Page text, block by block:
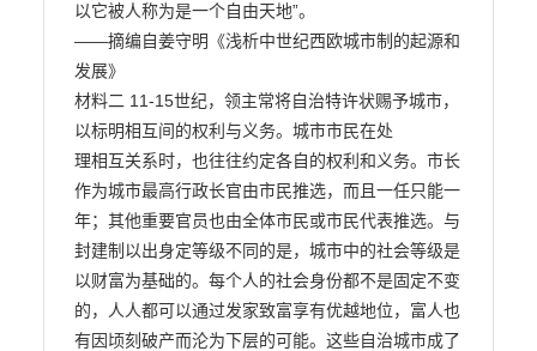
以它被人称为是一个自由天地”。
——摘编自姜守明《浅析中世纪西欧城市制的起源和
发展》
材料二 11-15世纪，领主常将自治特许状赐予城市，
以标明相互间的权利与义务。城市市民在处
理相互关系时，也往往约定各自的权利和义务。市长
作为城市最高行政长官由市民推选，而且一任只能一
年；其他重要官员也由全体市民或市民代表推选。与
封建制以出身定等级不同的是，城市中的社会等级是
以财富为基础的。每个人的社会身份都不是固定不变
的，人人都可以通过发家致富享有优越地位，富人也
有因顷刻破产而沦为下层的可能。这些自治城市成了